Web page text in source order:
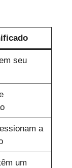
seu
a
um